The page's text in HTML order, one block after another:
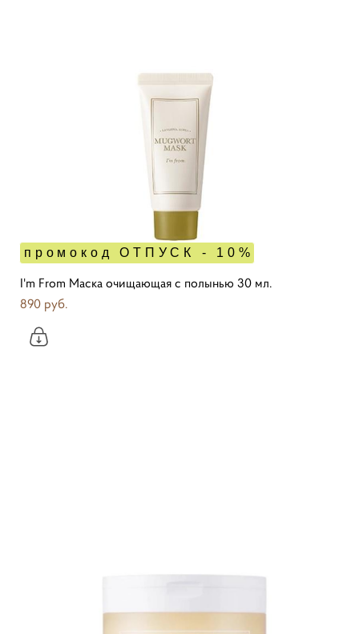
промокод ОТПУСК - 10%
I'm From Маска очищающая с полынью 30 мл.
890 pуб.